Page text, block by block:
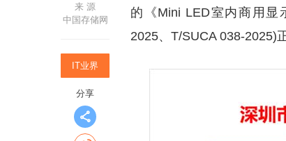
来 源
中国存储网
IT业界
分享
的《Mini LED室内商用显
2025、T/SUCA 038-2025)